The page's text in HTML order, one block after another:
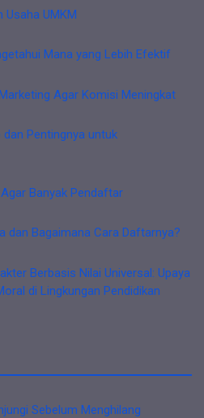
Usaha UMKM
Mana yang Lebih Efektif
Agar Komisi Meningkat
Pentingnya untuk
Banyak Pendaftar
dan Bagaimana Cara Daftarnya?
Berbasis Nilai Universal: Upaya
di Lingkungan Pendidikan
Sebelum Menghilang